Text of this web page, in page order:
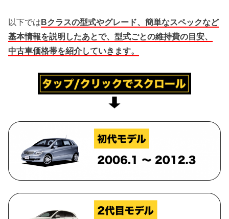
以下ではBクラスの型式やグレード、簡単なスペックなど
基本情報を説明したあとで、型式ごとの維持費の目安、
中古車価格帯を紹介していきます。